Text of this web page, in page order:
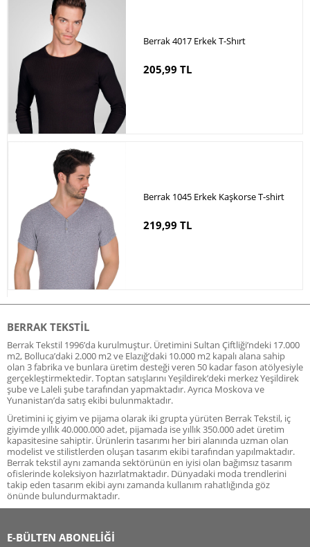
Berrak 4017 Erkek T-Shırt
205,99 TL
Berrak 1045 Erkek Kaşkorse T-shirt
219,99 TL
BERRAK TEKSTIL
Berrak Tekstil 1996’da kurulmuştur. Üretimini Sultan Çiftliği’ndeki 17.000
m2, Bolluca’daki 2.000 m2 ve Elazığ’daki 10.000 m2 kapalı alana sahip
olan 3 fabrika ve bunlara üretim desteği veren 50 kadar fason atölyesiyle
gerçekleştirmektedir. Toptan satışlarını Yeşildirek’deki merkez Yeşildirek
şube ve Laleli şube tarafından yapmaktadır. Ayrıca Moskova ve
Yunanistan’da satış ekibi bulunmaktadır.
Üretimini iç giyim ve pijama olarak iki grupta yürüten Berrak Tekstil, iç
giyimde yıllık 40.000.000 adet, pijamada ise yıllık 350.000 adet üretim
kapasitesine sahiptir. Ürünlerin tasarımı her biri alanında uzman olan
modelist ve stilistlerden oluşan tasarım ekibi tarafından yapılmaktadır.
Berrak tekstil aynı zamanda sektörünün en iyisi olan bağımsız tasarım
ofislerinde koleksiyon hazırlatmaktadır. Dünyadaki moda trendlerini
takip eden tasarım ekibi aynı zamanda kullanım rahatlığında göz
önünde bulundurmaktadır.
E-BÜLTEN ABONELİĞİ